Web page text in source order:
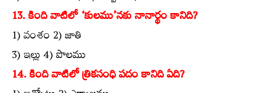
13. కింది వాటిలో ‘కులము’నకు నానార్థం కానిది?
1) వంశం 2) జాతి
3) ఇల్లు 4) పొలము
14. కింది వాటిలో త్రికసంధి పదం కానిది ఏది?